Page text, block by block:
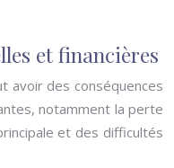
et financières
avoir des conséquences
notamment la perte
et des difficultés